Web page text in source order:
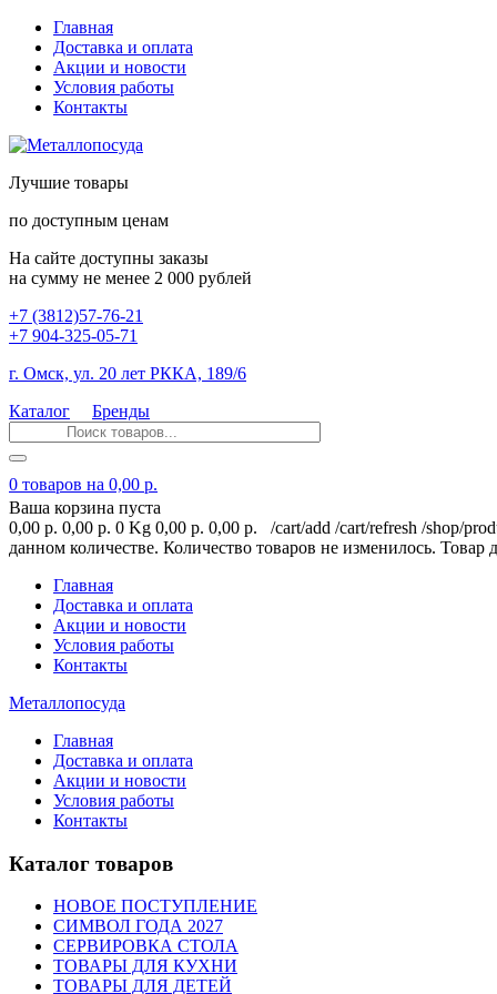
Главная
Доставка и оплата
Акции и новости
Условия работы
Контакты
Лучшие товары
по доступным ценам
На сайте доступны заказы
на сумму не менее 2 000 рублей
+7 (3812)57-76-21
+7 904-325-05-71
г. Омск, ул. 20 лет РККА, 189/6
Каталог
Бренды
0 товаров на 0,00 р.
Ваша корзина пуста
0,00 р. 0,00 р. 0 Kg 0,00 р. 0,00 р. /cart/add /cart/refresh /shop/
данном количестве. Количество товаров не изменилось. Товар
Главная
Доставка и оплата
Акции и новости
Условия работы
Контакты
Металлопосуда
Главная
Доставка и оплата
Акции и новости
Условия работы
Контакты
Каталог товаров
НОВОЕ ПОСТУПЛЕНИЕ
СИМВОЛ ГОДА 2027
СЕРВИРОВКА СТОЛА
СТОЛОВАЯ ПОСУДА
БЛЮДО ДЛЯ ЛИМОНА
ВАЗЫ ДЛЯ ВАРЕНЬЯ, КОНФЕТ, ФРУКТОВ
ТОВАРЫ ДЛЯ КУХНИ
НОЖИ И ПРИСПОСОБЛЕНИЯ ДЛЯ ОЧИСТКИ
ТОВАРЫ ДЛЯ ДЕТЕЙ